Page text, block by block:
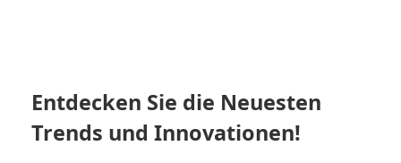
Entdecken Sie die Neuesten
Trends und Innovationen!